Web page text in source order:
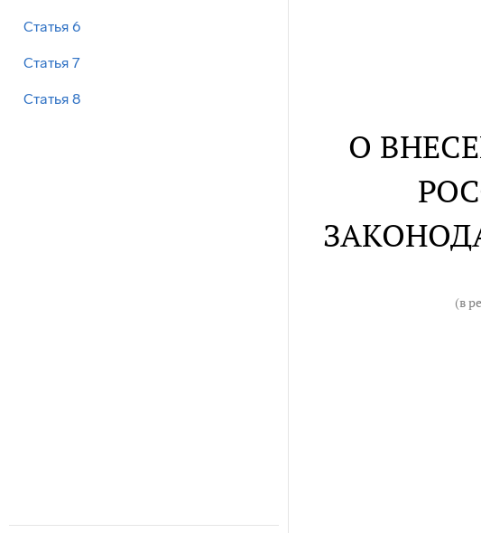
Статья 6
Статья 7
Статья 8
О
(в